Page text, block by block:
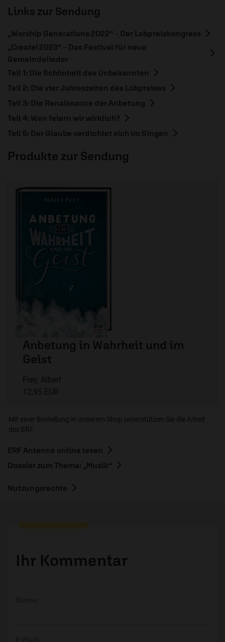
Links zur Sendung
„Worship Generations 2022“ – Der Lobpreiskongress
„Create! 2023“ – Das Festival für neue
Gemeindelieder
Teil 1: Die Schönheit des Unbekannten
Teil 2: Die vier Jahreszeiten des Lobpreises
Teil 3: Die Renaissance der Anbetung
Teil 4: Wen feiern wir wirklich?
Teil 6: Der Glaube verdichtet sich im Singen
Produkte zur Sendung
Anbetung in Wahrheit und im
Geist
Frey, Albert
12,95 EUR
Mit einer Bestellung in unserem Shop unterstützen Sie die Arbeit
des ERF.
ERF Antenne online lesen
Dossier zum Thema: „Musik“
Nutzungsrechte
Ihr Kommentar